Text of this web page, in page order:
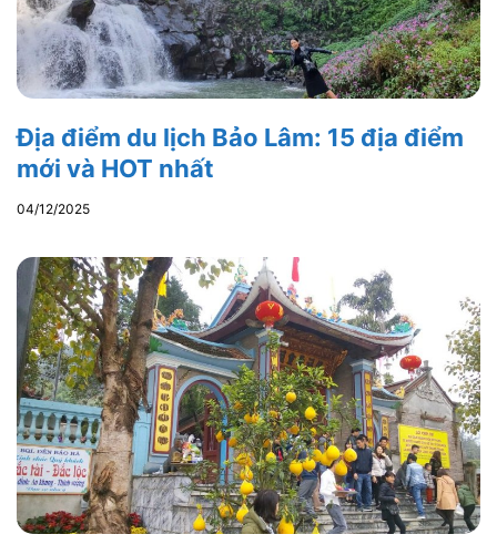
Địa điểm du lịch Bảo Lâm: 15 địa điểm
mới và HOT nhất
04/12/2025